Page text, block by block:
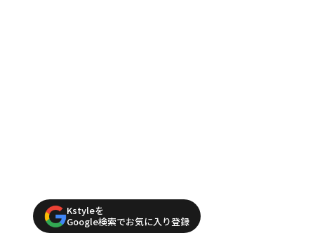
Kstyleを
Google検索でお気に入り登録